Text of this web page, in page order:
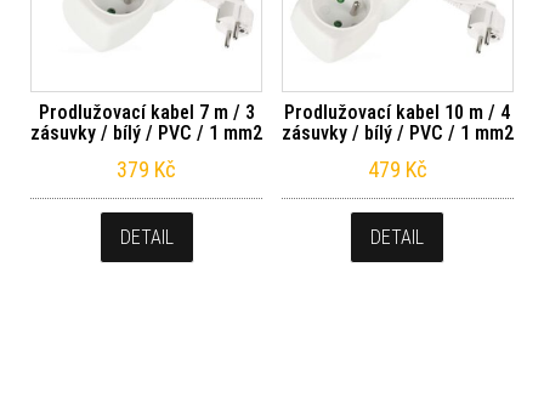
Prodlužovací kabel 7 m / 3
zásuvky / bílý / PVC / 1 mm2
379 Kč
DETAIL
Prodlužovací kabel 10 m / 4
zásuvky / bílý / PVC / 1 mm2
479 Kč
DETAIL